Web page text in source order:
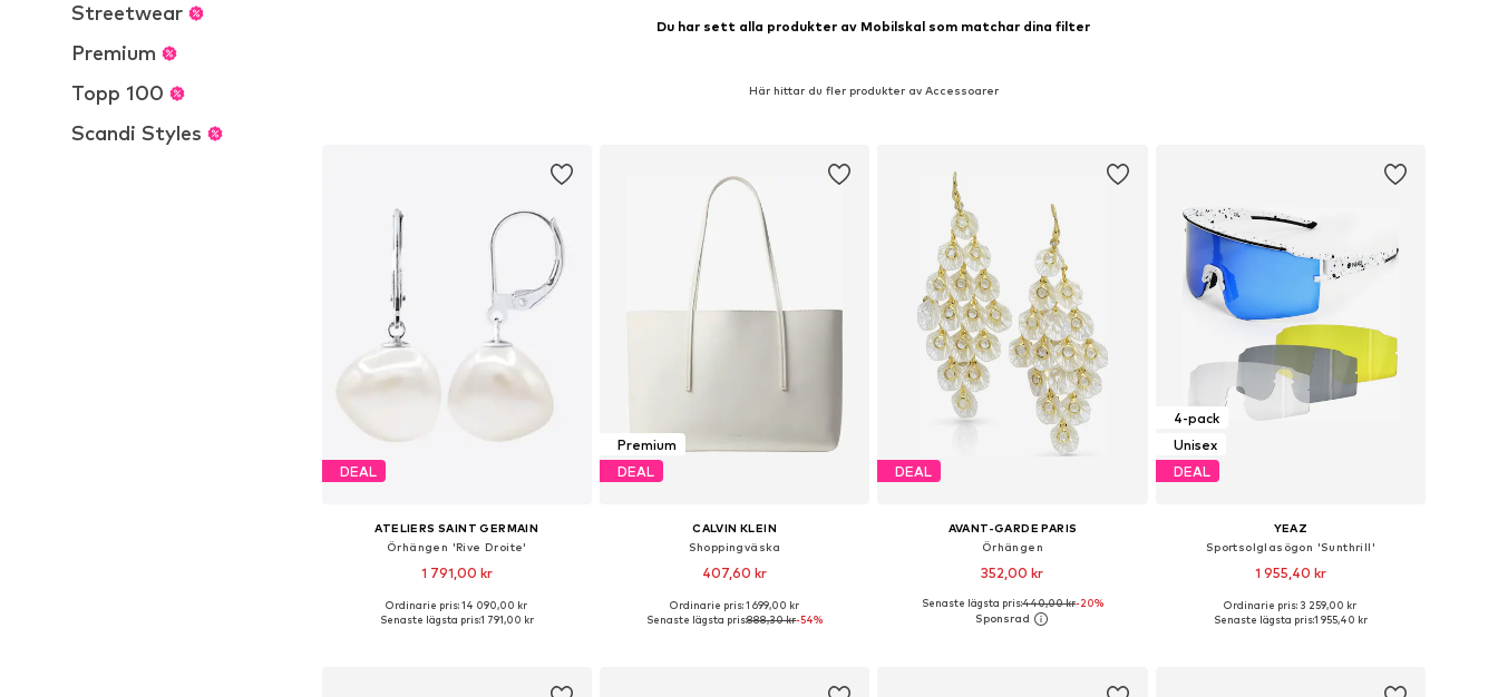
Streetwear
Premium
Topp 100
Scandi Styles
Du har sett alla produkter av Mobilskal som matchar dina filter
Här hittar du fler produkter av Accessoarer
DEAL
ATELIERS SAINT GERMAIN
Örhängen 'Rive Droite'
1 791,00 kr
Tillgängliga storlekar: One Size
Ordinarie pris: 14 090,00 kr
Senaste lägsta pris:1 791,00 kr
Premium
DEAL
CALVIN KLEIN
Shoppingväska
407,60 kr
+1
Tillgängliga storlekar: One Size
Ordinarie pris: 1 699,00 kr
Senaste lägsta pris:888,30 kr-54%
DEAL
AVANT-GARDE PARIS
Örhängen
352,00 kr
Tillgängliga storlekar: One Size
Senaste lägsta pris:440,00 kr-20%
4-pack
Unisex
DEAL
YEAZ
Sportsolglasögon 'Sunthrill'
1 955,40 kr
Tillgängliga storlekar: One Size
Ordinarie pris: 3 259,00 kr
Senaste lägsta pris:1 955,40 kr